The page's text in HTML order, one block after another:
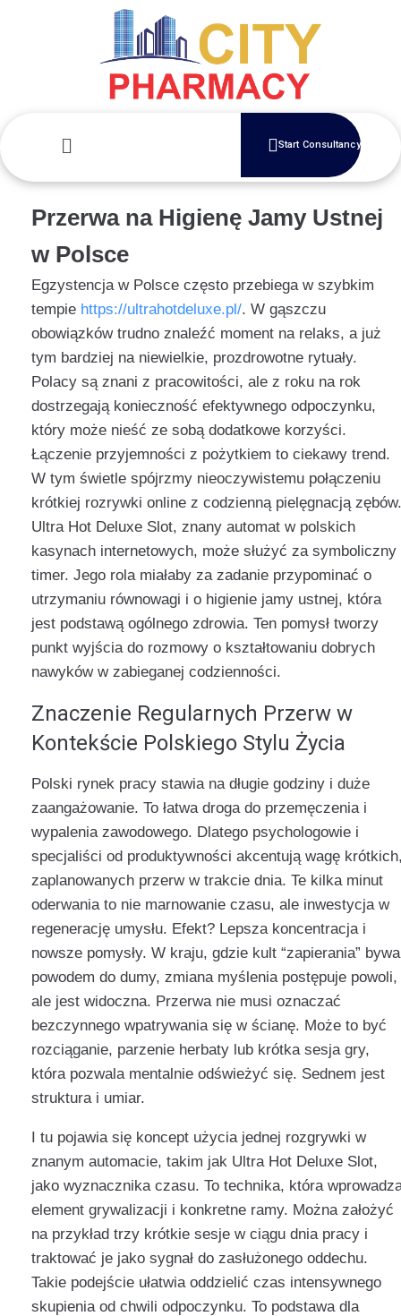
Start Consultancy
Przerwa na Higienę Jamy Ustnej
w Polsce
Egzystencja w Polsce często przebiega w szybkim
tempie https://ultrahotdeluxe.pl/. W gąszczu
obowiązków trudno znaleźć moment na relaks, a już
tym bardziej na niewielkie, prozdrowotne rytuały.
Polacy są znani z pracowitości, ale z roku na rok
dostrzegają konieczność efektywnego odpoczynku,
który może nieść ze sobą dodatkowe korzyści.
Łączenie przyjemności z pożytkiem to ciekawy trend.
W tym świetle spójrzmy nieoczywistemu połączeniu
krótkiej rozrywki online z codzienną pielęgnacją zębów.
Ultra Hot Deluxe Slot, znany automat w polskich
kasynach internetowych, może służyć za symboliczny
timer. Jego rola miałaby za zadanie przypominać o
utrzymaniu równowagi i o higienie jamy ustnej, która
jest podstawą ogólnego zdrowia. Ten pomysł tworzy
punkt wyjścia do rozmowy o kształtowaniu dobrych
nawyków w zabieganej codzienności.
Znaczenie Regularnych Przerw w
Kontekście Polskiego Stylu Życia
Polski rynek pracy stawia na długie godziny i duże
zaangażowanie. To łatwa droga do przemęczenia i
wypalenia zawodowego. Dlatego psychologowie i
specjaliści od produktywności akcentują wagę
zaplanowanych przerw w trakcie dnia. Te kilka minut
oderwania to nie marnowanie czasu, ale inwestycja w
regenerację umysłu. Efekt? Lepsza koncentracja i
nowsze pomysły. W kraju, gdzie kult “zapierania” bywa
powodem do dumy, zmiana myślenia postępuje powoli,
ale jest widoczna. Przerwa nie musi oznaczać
bezczynnego wpatrywania się w ścianę. Może to być
rozciąganie, parzenie herbaty lub krótka sesja gry,
która pozwala mentalnie odświeżyć się. Sednem jest
struktura i umiar.
I tu pojawia się koncept użycia jednej rozgrywki w
znanym automacie, takim jak Ultra Hot Deluxe Slot,
jako wyznacznika czasu. To technika, która
element grywalizacji i konkretne ramy. Można założyć
na przykład trzy krótkie sesje w ciągu dnia pracy i
traktować je jako sygnał do zasłużonego oddechu.
Takie podejście ułatwia oddzielić czas intensywnego
skupienia od chwili odpoczynku. To podstawa dla